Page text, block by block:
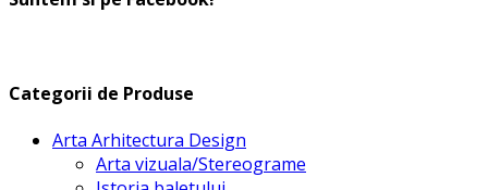
Categorii de Produse
Arta Arhitectura Design
Arta vizuala/Stereograme